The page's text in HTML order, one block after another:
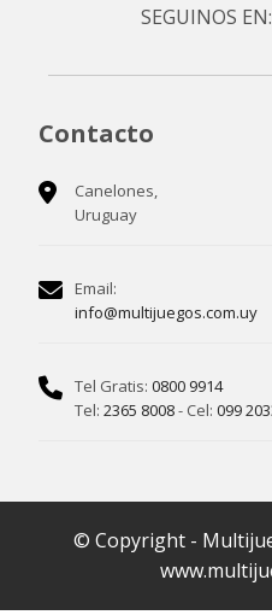
SEGUINOS EN:
Contacto
Canelones,
Uruguay
Email:
info@multijuegos.com.uy
Tel Gratis: 0800 9914
Tel: 2365 8008- Cel: 099
© Copyright -